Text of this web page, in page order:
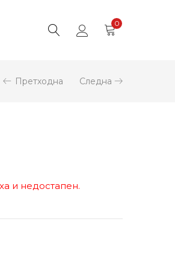
0
Претходна Следна
и недостапен.